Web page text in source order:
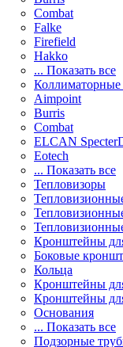
Combat
Falke
Firefield
Hakko
... Показать все
Aimpoint
Burris
Combat
ELCAN
Eotech
... Показать все
Тепловизоры
Кронштейны
Боковые
Кольца
Кронштейны
Кронштейны
Основания
... Показать все
Подзорные